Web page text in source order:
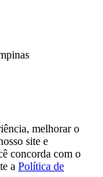
melhorar o
site e
concorda com o
a Política de